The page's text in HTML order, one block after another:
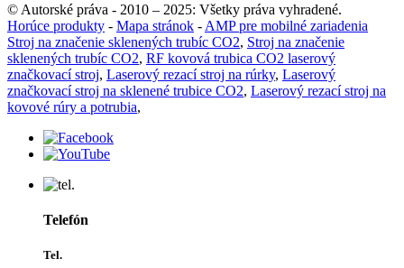
© Autorské práva - 2010 – 2025: Všetky práva vyhradené.
Horúce produkty - Mapa stránok - AMP pre mobilné zariadenia
Stroj na značenie sklenených trubíc CO2, Stroj na značenie
sklenených trubíc CO2, RF kovová trubica CO2 laserový
značkovací stroj, Laserový rezací stroj na rúrky, Laserový
značkovací stroj na sklenené trubice CO2, Laserový rezací stroj na
kovové rúry a potrubia,
Telefón
Tel.